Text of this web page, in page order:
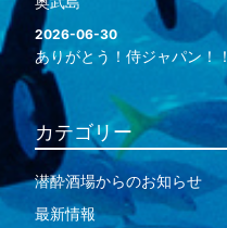
2026-06-30
ありがとう！侍ジャパン！！
カテゴリー
潜酔酒場からのお知らせ
最新情報